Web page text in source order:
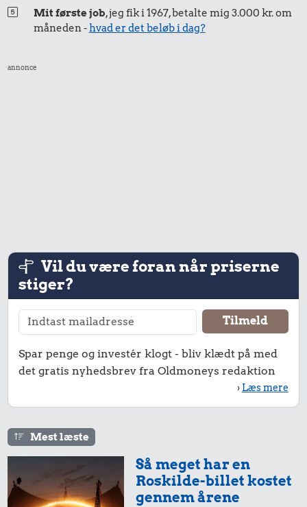
81 kr.
Biografbillet
13 kr.
1 kg sukker
89.249 kr.
Rolex-ur
27 kr.
139 kr.
10 liter benzin
5,10 kr.
Æble
Mit første job, jeg fik i 1967, betalte mig 3.000 kr. om
måneden -hvad er det beløb i dag?
annonce
Vil du være foran når priserne
stiger?
Spar penge og investér klogt - bliv klædt på med
det gratis nyhedsbrev fra Oldmoneys redaktion
› Læs mere
Mest læste
Så meget har en
Roskilde-billet kostet
gennem årene